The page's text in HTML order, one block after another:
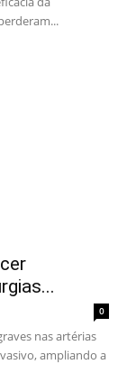
0
nas artérias
ampliando a